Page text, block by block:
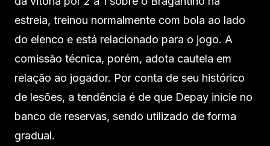
estreia, treinou normalmente com bola ao lado
do elenco e está relacionado para o jogo. A
comissão técnica, porém, adota cautela em
relação ao jogador. Por conta de seu histórico
de lesões, a tendência é de que Depay inicie no
banco de reservas, sendo utilizado de forma
gradual.